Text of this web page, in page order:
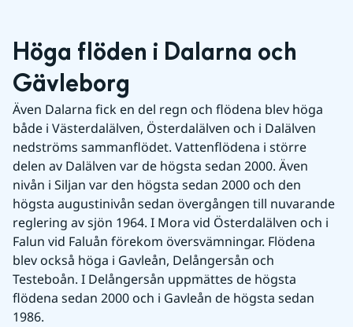
Höga flöden i Dalarna och
Gävleborg
Även Dalarna fick en del regn och flödena blev höga
både i Västerdalälven, Österdalälven och i Dalälven
nedströms sammanflödet. Vattenflödena i större
delen av Dalälven var de högsta sedan 2000. Även
nivån i Siljan var den högsta sedan 2000 och den
högsta augustinivån sedan övergången till nuvarande
reglering av sjön 1964. I Mora vid Österdalälven och i
Falun vid Faluån förekom översvämningar. Flödena
blev också höga i Gavleån, Delångersån och
Testeboån. I Delångersån uppmättes de högsta
flödena sedan 2000 och i Gavleån de högsta sedan
1986.